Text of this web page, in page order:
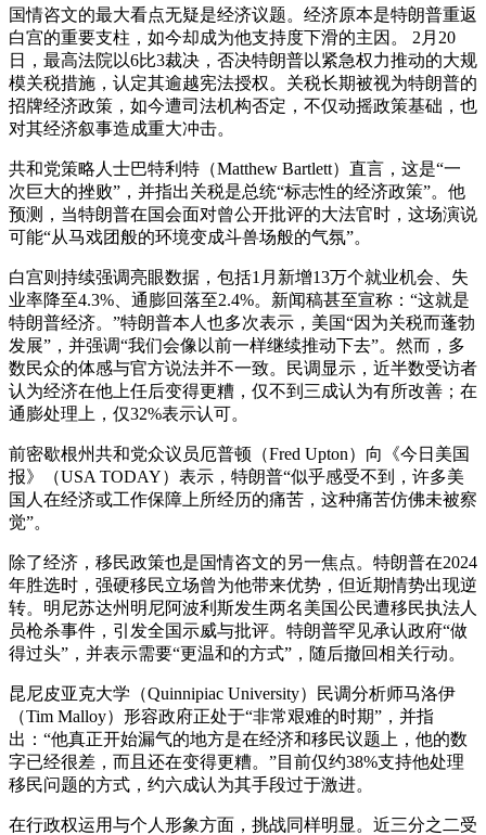
国情咨文的最大看点无疑是经济议题。经济原本是特朗普重返
白宫的重要支柱，如今却成为他支持度下滑的主因。 2月20
日，最高法院以6比3裁决，否决特朗普以紧急权力推动的大规
模关税措施，认定其逾越宪法授权。关税长期被视为特朗普的
招牌经济政策，如今遭司法机构否定，不仅动摇政策基础，也
对其经济叙事造成重大冲击。
共和党策略人士巴特利特（Matthew Bartlett）直言，这是“一
次巨大的挫败”，并指出关税是总统“标志性的经济政策”。他
预测，当特朗普在国会面对曾公开批评的大法官时，这场演说
可能“从马戏团般的环境变成斗兽场般的气氛”。
白宫则持续强调亮眼数据，包括1月新增13万个就业机会、失
业率降至4.3%、通膨回落至2.4%。新闻稿甚至宣称：“这就是
特朗普经济。”特朗普本人也多次表示，美国“因为关税而蓬勃
发展”，并强调“我们会像以前一样继续推动下去”。然而，多
数民众的体感与官方说法并不一致。民调显示，近半数受访者
认为经济在他上任后变得更糟，仅不到三成认为有所改善；在
通膨处理上，仅32%表示认可。
前密歇根州共和党众议员厄普顿（Fred Upton）向《今日美国
报》（USA TODAY）表示，特朗普“似乎感受不到，许多美
国人在经济或工作保障上所经历的痛苦，这种痛苦仿佛未被察
觉”。
除了经济，移民政策也是国情咨文的另一焦点。特朗普在2024
年胜选时，强硬移民立场曾为他带来优势，但近期情势出现逆
转。明尼苏达州明尼阿波利斯发生两名美国公民遭移民执法人
员枪杀事件，引发全国示威与批评。特朗普罕见承认政府“做
得过头”，并表示需要“更温和的方式”，随后撤回相关行动。
昆尼皮亚克大学（Quinnipiac University）民调分析师马洛伊
（Tim Malloy）形容政府正处于“非常艰难的时期”，并指
出：“他真正开始漏气的地方是在经济和移民议题上，他的数
字已经很差，而且还在变得更糟。”目前仅约38%支持他处理
移民问题的方式，约六成认为其手段过于激进。
在行政权运用与个人形象方面，挑战同样明显。近三分之二受